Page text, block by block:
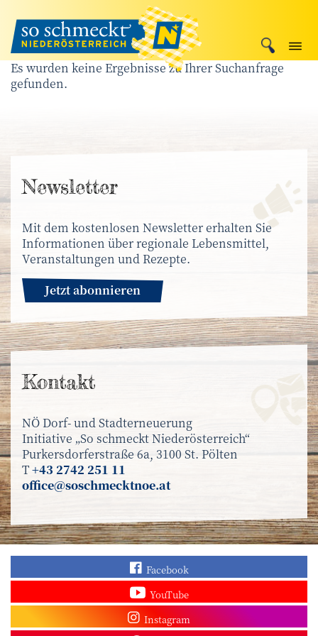
Es wurden keine Ergebnisse zu Ihrer Suchanfrage
gefunden.
News­letter
Mit dem kostenlosen Newsletter erhalten Sie
Informationen über regionale Lebensmittel,
Veranstaltungen und Rezepte.
Jetzt abonnieren
Kontakt
NÖ Dorf- und Stadterneuerung
Initiative „So schmeckt Niederösterreich“
Purkersdorferstraße 6a, 3100 St. Pölten
T+43 2742 251 11
office@soschmecktnoe.at
Finden Sie „So
Facebook
Sehen Sie mehr
YouTube
Besuchen Sie unser
Instagram